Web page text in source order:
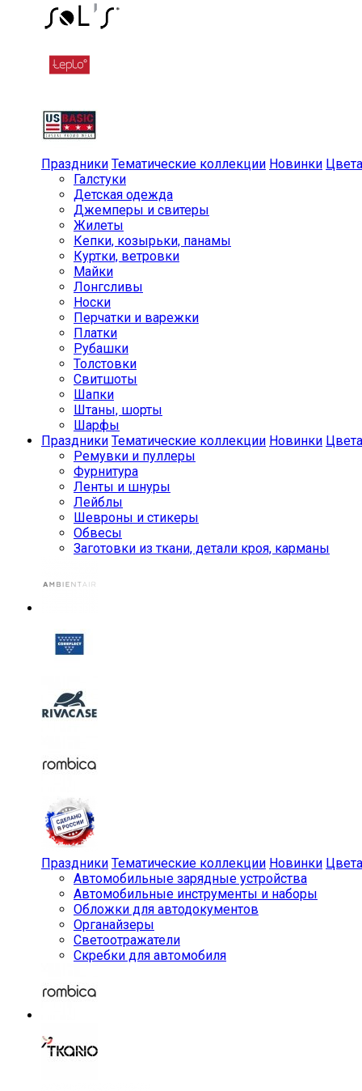
Праздники Тематические коллекции Новинки Цвета
Галстуки
Детская одежда
Джемперы и свитеры
Жилеты
Кепки, козырьки, панамы
Куртки, ветровки
Майки
Лонгсливы
Носки
Перчатки и варежки
Платки
Рубашки
Толстовки
Свитшоты
Шапки
Штаны, шорты
Шарфы
Праздники Тематические коллекции Новинки Цвета
Ремувки и пуллеры
Фурнитура
Ленты и шнуры
Лейблы
Шевроны и стикеры
Обвесы
Заготовки из ткани, детали кроя, карманы
Праздники Тематические коллекции Новинки Цвета
Автомобильные зарядные устройства
Автомобильные инструменты и наборы
Обложки для автодокументов
Органайзеры
Светоотражатели
Скребки для автомобиля